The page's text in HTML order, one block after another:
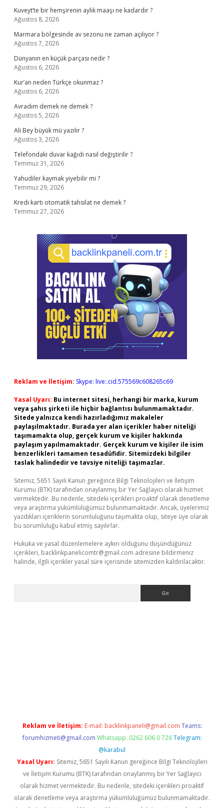
Kuveyt’te bir hemşirenin aylık maaşı ne kadardır ?
Ağustos 8, 2026
Marmara bölgesinde av sezonu ne zaman açılıyor ?
Ağustos 7, 2026
Dünyanın en küçük parçası nedir ?
Ağustos 6, 2026
Kur’an neden Türkçe okunmaz ?
Ağustos 6, 2026
Avradım demek ne demek ?
Ağustos 5, 2026
Ali Bey büyük mü yazılır ?
Ağustos 3, 2026
Telefondaki duvar kağıdı nasıl değiştirilir ?
Temmuz 31, 2026
Yahudiler kaymak yiyebilir mi ?
Temmuz 29, 2026
Kredi kartı otomatik tahsilat ne demek ?
Temmuz 27, 2026
Reklam ve İletişim: Skype: live:.cid.575569c608265c69
Yasal Uyarı: Bu internet sitesi, herhangi bir marka, kurum
veya şahıs şirketi ile hiçbir bağlantısı bulunmamaktadır.
Sitede yalnızca kendi hazırladığımız makaleler
paylaşılmaktadır. Burada yer alan içerikler haber niteliği
taşımamakta olup, gerçek kurum ve kişiler hakkında
paylaşım yapılmamaktadır. Gerçek kurum ve kişiler ile isim
benzerlikleri tamamen tesadüfidir. Sitemizdeki bilgiler
taslak halindedir ve tavsiye niteliği taşımazlar.
Sitemiz, 5651 Sayılı Kanun gereğince Bilgi Teknolojileri ve İletişim
Kurumu (BTK) tarafından onaylanmış bir Yer Sağlayıcı olarak hizmet
vermektedir. Bu nedenle, sitedeki içerikleri proaktif olarak denetleme
veya araştırma yükümlülüğümüz bulunmamaktadır. Ancak, üyelerimiz
yazdıkları içeriklerin sorumluluğunu taşımakta olup, siteye üye olarak
bu sorumluluğu kabul etmiş sayılırlar.
Hukuka ve yasal düzenlemelere aykırı olduğunu düşündüğünüz
içerikleri, backlinkpanelicomtr@gmail.com adresine bildirmeniz
halinde, ilgili içerikler yasal süre içerisinde sitemizden kaldırılacaktır.
Reklam ve İletişim: E-mail: backlinkpaneli@gmail.com Teams:
forumhizmeti@gmail.com Whatsapp: 0262 606 0 726 Telegram:
@karabul
Yasal Uyarı: Sitemiz, 5651 Sayılı Kanun gereğince Bilgi Teknolojileri
ve İletişim Kurumu (BTK) tarafından onaylanmış bir Yer Sağlayıcı
olarak hizmet vermektedir. Bu nedenle, sitedeki içerikleri proaktif
olarak denetleme veya araştırma yükümlülüğümüz bulunmamaktadır.